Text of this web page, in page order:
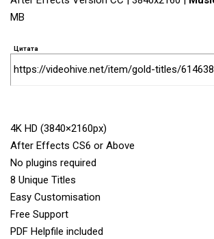
MB
Цитата
https://videohive.net/item/gold-titles/
4K HD (3840×2160px)
After Effects CS6 or Above
No plugins required
8 Unique Titles
Easy Customisation
Free Support
PDF Helpfile included